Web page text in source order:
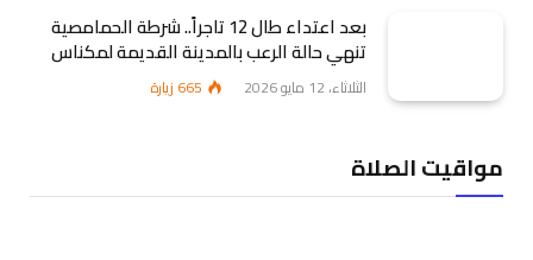
بعد اعتداء طال 12 تاجراً.. شرطة الحمامصية
تنهي حالة الرعب بالمدينة القديمة لمكناس
الثلاثاء، 12 مايو 2026 665 زيارة
مواقيت الصلاة